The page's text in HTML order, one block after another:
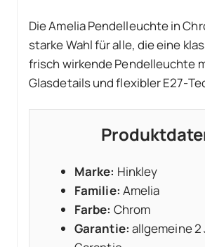
Die Amelia Pendelleuchte in
starke Wahl für alle, die eine
frisch wirkende Pendelleuchte
Glasdetails und flexibler E27-
Marke: Hinkley
Familie: Amelia
Farbe: Chrom
Garantie: allgemeine 2